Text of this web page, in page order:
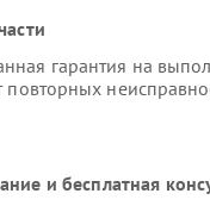
гарантия на
повторных
и бесплатная